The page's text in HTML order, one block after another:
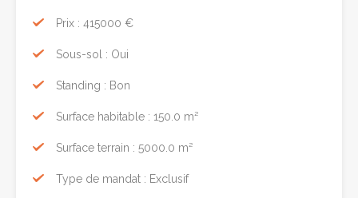
Prix : 415000 €
Sous-sol : Oui
Standing : Bon
Surface habitable : 150.0 m²
Surface terrain : 5000.0 m²
Type de mandat : Exclusif